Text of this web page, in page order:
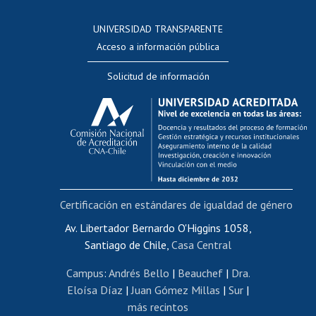
Evaluación docente
Calificación académica
Postulación al AUCAI
Funcionarias/os
Cursos internos de capacitación
Bienestar del personal
Portal de movilidad interna
Certificado de renta
Certificado de renta honorarios
Editar páginas blancas
Extranjeras/os
UNIVERSIDAD TRANSPARENTE
Acceso a información pública
Solicitud de información
Av. Libertador Bernardo O'Higgins 1058,
Santiago de Chile, Casa Central
Campus: Andrés Bello | Beauchef| Dra.
Eloísa Díaz | Juan Gómez Millas | Sur |
más recintos
Certificación en estándares de igualdad de género